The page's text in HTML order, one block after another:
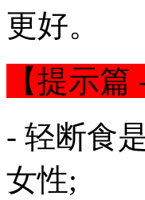
更好。
【提示篇
- 轻断食
女性;